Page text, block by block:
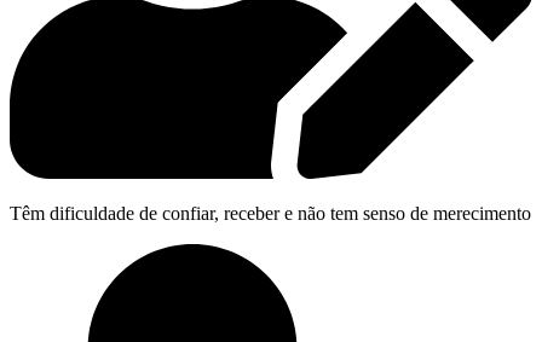
Têm dificuldade de confiar, receber e não tem senso de merecimento